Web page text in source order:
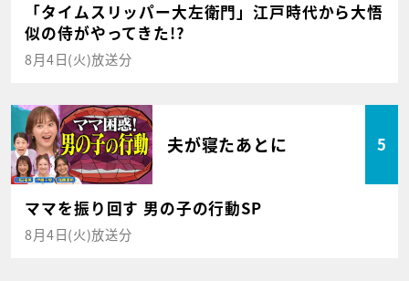
「タイムスリッパー大左衛門」江戸時代から大悟
似の侍がやってきた!?
8月4日(火)放送分
夫が寝たあとに 5
ママを振り回す 男の子の行動SP
8月4日(火)放送分